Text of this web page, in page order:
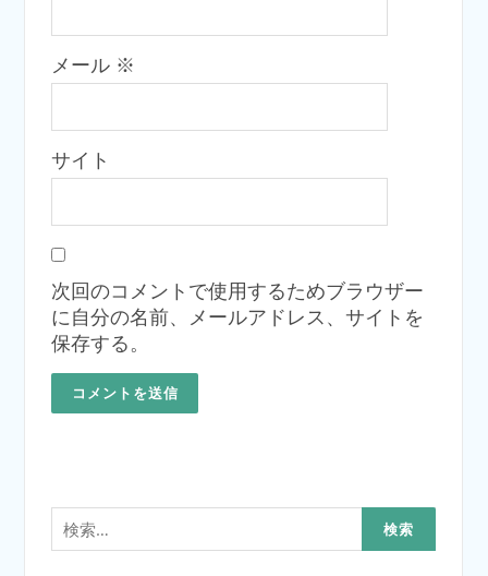
メール ※
サイト
次回のコメントで使用するためブラウザー
に自分の名前、メールアドレス、サイトを
保存する。
検
索: